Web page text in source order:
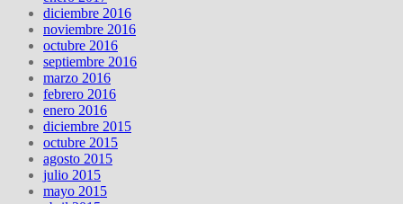
diciembre 2016
noviembre 2016
octubre 2016
septiembre 2016
marzo 2016
febrero 2016
enero 2016
diciembre 2015
octubre 2015
agosto 2015
julio 2015
mayo 2015